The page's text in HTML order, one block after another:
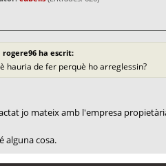
rogere96 ha escrit:
hauria de fer perquè ho arreglessin?
jo mateix amb l'empresa
alguna cosa.